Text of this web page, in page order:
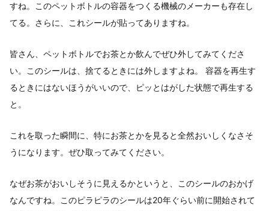
すね。このペットボトルの容器をつくる機械のメーカーも存在し
てる。さらに、これシールが貼ってありますね。
皆さん、ペットボトルでお茶とか飲んでぜひ外してみてくださ
い。このシールは、捨てるときには外しますよね。 容器を再生す
るときにはないほうがいいので、ピッとはがした状態で再生する
と。
これを取った瞬間に、特にお茶とかを見ると全然おいしくなさそ
うになります。ぜひ取ってみてください。
なぜお茶がおいしそうに見えるかというと、このシールのおかげ
なんですね。このピラピラのシールは20年ぐらい前に開始されて